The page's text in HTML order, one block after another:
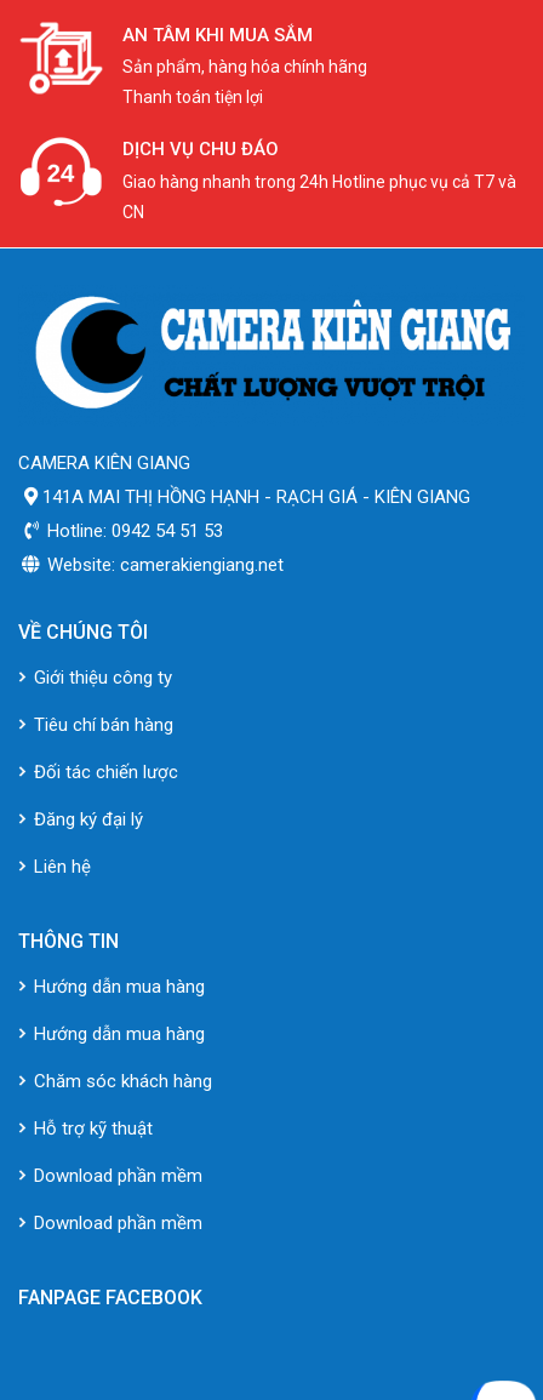
AN TÂM KHI MUA SẮM
Sản phẩm, hàng hóa chính hãng
Thanh toán tiện lợi
DỊCH VỤ CHU ĐÁO
Giao hàng nhanh trong 24h Hotline phục vụ cả T7 và
CN
CAMERA KIÊN GIANG
141A MAI THỊ HỒNG HẠNH - RẠCH GIÁ - KIÊN GIANG
Hotline: 0942 54 51 53
Website: camerakiengiang.net
VỀ CHÚNG TÔI
Giới thiệu công ty
Tiêu chí bán hàng
Đối tác chiến lược
Đăng ký đại lý
Liên hệ
THÔNG TIN
Hướng dẫn mua hàng
Hướng dẫn mua hàng
Chăm sóc khách hàng
Hỗ trợ kỹ thuật
Download phần mềm
Download phần mềm
FANPAGE FACEBOOK